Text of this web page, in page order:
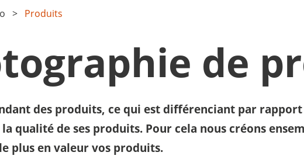
Produits
de
des produits, ce qui est différenciant par
qualité de ses produits. Pour cela nous créons
plus en valeur vos produits.